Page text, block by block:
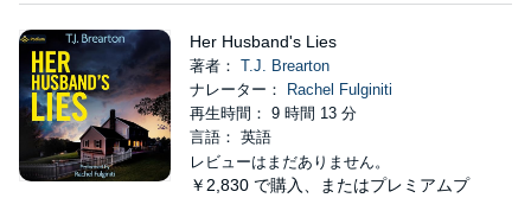
Her Husband's Lies
著者： T.J. Brearton
ナレーター：
Rachel Fulginiti
再生時間： 9 時間 13 分
言語： 英語
レビューはまだありません。
￥2,830 で購入、またはプレミアムプ